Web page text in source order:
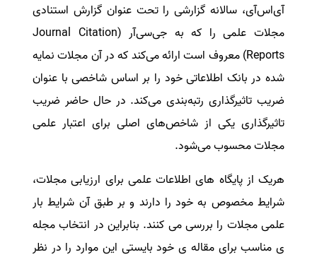
آی‌اس‌آی، سالانه گزارشی را تحت عنوان گزارش استنادی
مجلات علمی را که به جی‌سی‌آر (Journal Citation
Reports) معروف است ارائه می‌کند که در آن مجلات نمایه‌
شده در بانک اطلاعاتی خود را بر اساس شاخصی با عنوان
ضریب تاثیرگذاری رتبه‌بندی می‌کند. در حال حاضر ضریب
تاثیرگذاری یکی از شاخص‌های اصلی برای اعتبار علمی
مجلات محسوب می‌شود.
هریک از پایگاه های اطلاعات علمی برای ارزیابی مجلات،
شرایط مخصوص به خود را دارند و بر طبق آن شرایط بار
علمی مجلات را بررسی می کنند. بنابراین در انتخاب مجله
ی مناسب برای مقاله ی خود بایستی این موارد را در نظر